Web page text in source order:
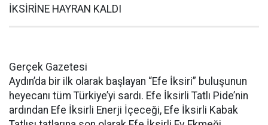
İKSİRİNE HAYRAN KALDI
Gerçek Gazetesi
Aydın’da bir ilk olarak başlayan “Efe İksiri” buluşunun
heyecanı tüm Türkiye’yi sardı. Efe İksirli Tatlı Pide’nin
ardından Efe İksirli Enerji İçeceği, Efe İksirli Kabak